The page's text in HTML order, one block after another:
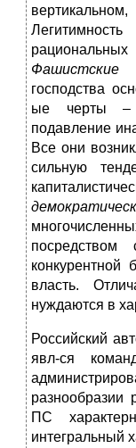
господства
ые черты –
подавление
Все они
сильную
конкурентной
власть.
нуждаются в
Российский
явл-ся
разнообразии
ПС
интегральный